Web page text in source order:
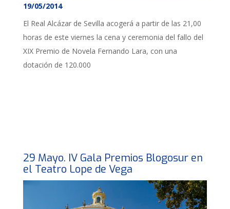
19/05/2014
El Real Alcázar de Sevilla acogerá a partir de las 21,00
horas de este viernes la cena y ceremonia del fallo del
XIX Premio de Novela Fernando Lara, con una
dotación de 120.000
29 Mayo. IV Gala Premios Blogosur en
el Teatro Lope de Vega